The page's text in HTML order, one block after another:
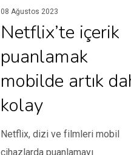
08 Ağustos 2023
Netflix’te içerik
puanlamak
mobilde artık
kolay
Netflix, dizi ve filmleri mobil
cihazlarda puanlamayı